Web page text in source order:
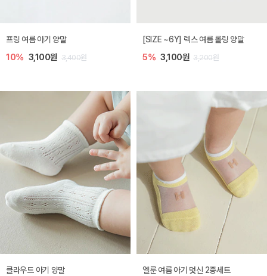
프링 여름 아기 양말
10% 3,100원 3,400원
[SIZE ~6Y] 렉스 여름 롤링 양말
5% 3,100원 3,200원
클라우드 아기 양말 엘룬 여름 아기 덧신 2종세트